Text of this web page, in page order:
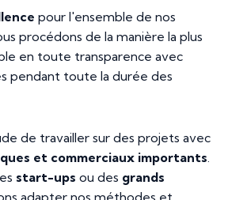
pour l'ensemble de nos
procédons de la manière la plus
en toute transparence avec
pendant toute la durée des
de travailler sur des projets avec
et commerciaux importants.
start-ups ou des grands
adapter nos méthodes et